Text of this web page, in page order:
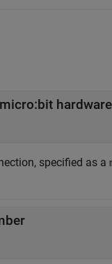
specified as a